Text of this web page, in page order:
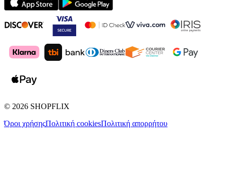
© 2026 SHOPFLIX
Όροι χρήσηςΠολιτική cookiesΠολιτική απορρήτου